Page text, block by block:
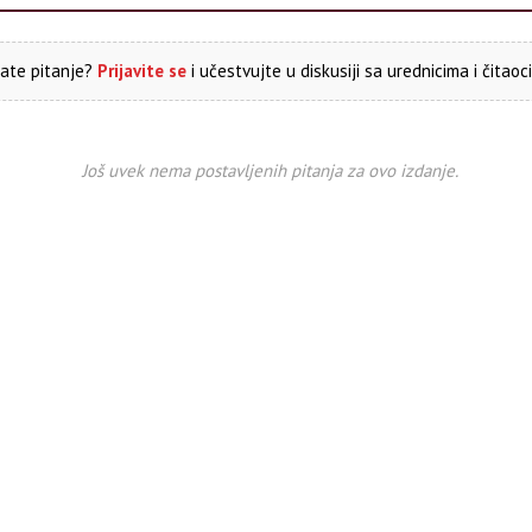
pitanje? Prijavite se i učestvujte u diskusiji sa urednicima i
Još uvek nema postavljenih pitanja za ovo izdanje.